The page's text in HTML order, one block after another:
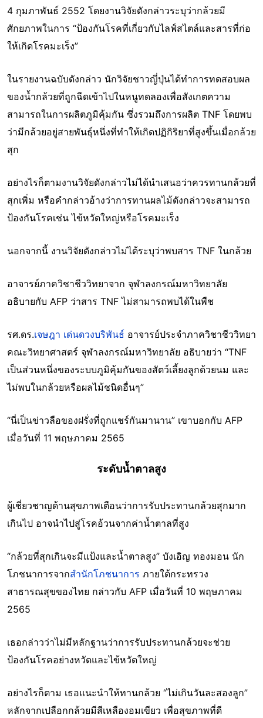
4 กุมภาพันธ์ 2552 โดยงานวิจัยดังกล่าวระบุว่ากล้วยมี
ศักยภาพในการ “ป้องกันโรคที่เกี่ยวกับไลฟ์สไตล์และสารที่ก่อ
ให้เกิดโรคมะเร็ง”
ในรายงานฉบับดังกล่าว นักวิจัยชาวญี่ปุ่นได้ทำการทดสอบผล
ของน้ำกล้วยที่ถูกฉีดเข้าไปในหนูทดลองเพื่อสังเกตความ
สามารถในการผลิตภูมิคุ้มกัน ซึ่งรวมถึงการผลิต TNF โดยพบ
ว่ามีกล้วยอยู่สายพันธุ์หนึ่งที่ทำให้เกิดปฏิกิริยาที่สูงขึ้นเมื่อกล้วย
สุก
อย่างไรก็ตามงานวิจัยดังกล่าวไม่ได้นำเสนอว่าควรทานกล้วยที่
สุกเพิ่ม หรือคำกล่าวอ้างว่าการทานผลไม้ดังกล่าวจะสามารถ
ป้องกันโรคเช่น ไข้หวัดใหญ่หรือโรคมะเร็ง
นอกจากนี้ งานวิจัยดังกล่าวไม่ได้ระบุว่าพบสาร TNF ในกล้วย
อาจารย์ภาควิชาชีววิทยาจาก จุฬาลงกรณ์มหาวิทยาลัย
อธิบายกับ AFP ว่าสาร TNF ไม่สามารถพบได้ในพืช
รศ.ดร.เจษฎา เด่นดวงบริพันธ์ อาจารย์ประจำภาควิชาชีววิทยา
คณะวิทยาศาสตร์ จุฬาลงกรณ์มหาวิทยาลัย อธิบายว่า “TNF
เป็นส่วนหนึ่งของระบบภูมิคุ้มกันของสัตว์เลี้ยงลูกด้วยนม และ
ไม่พบในกล้วยหรือผลไม้ชนิดอื่นๆ”
“นี่เป็นข่าวลือของฝรั่งที่ถูกแชร์กันมานาน” เขาบอกกับ AFP
เมื่อวันที่ 11 พฤษภาคม 2565
ระดับน้ำตาลสูง
ผู้เชี่ยวชาญด้านสุขภาพเตือนว่าการรับประทานกล้วยสุกมาก
เกินไป อาจนำไปสู่โรคอ้วนจากค่าน้ำตาลที่สูง
“กล้วยที่สุกเกินจะมีแป้งและน้ำตาลสูง” บังเอิญ ทองมอน นัก
โภชนาการจากสำนักโภชนาการ ภายใต้กระทรวง
สาธารณสุขของไทย กล่าวกับ AFP เมื่อวันที่ 10 พฤษภาคม
2565
เธอกล่าวว่าไม่มีหลักฐานว่าการรับประทานกล้วยจะช่วย
ป้องกันโรคอย่างหวัดและไข้หวัดใหญ่
อย่างไรก็ตาม เธอแนะนำให้ทานกล้วย “ไม่เกินวันละสองลูก”
หลักจากเปลือกกล้วยมีสีเหลืองอมเขียว เพื่อสุขภาพที่ดี